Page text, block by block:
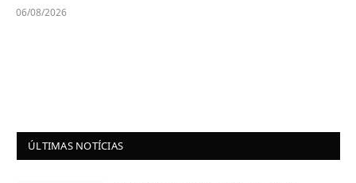
06/08/2026
ÚLTIMAS NOTÍCIAS